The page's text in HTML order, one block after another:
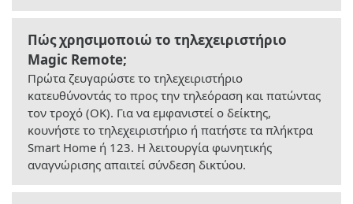
Πώς χρησιμοποιώ το τηλεχειριστήριο
Magic Remote;
Πρώτα ζευγαρώστε το τηλεχειριστήριο
κατευθύνοντάς το προς την τηλεόραση και πατώντας
τον τροχό (OK). Για να εμφανιστεί ο δείκτης,
κουνήστε το τηλεχειριστήριο ή πατήστε τα πλήκτρα
Smart Home ή 123. Η λειτουργία φωνητικής
αναγνώρισης απαιτεί σύνδεση δικτύου.